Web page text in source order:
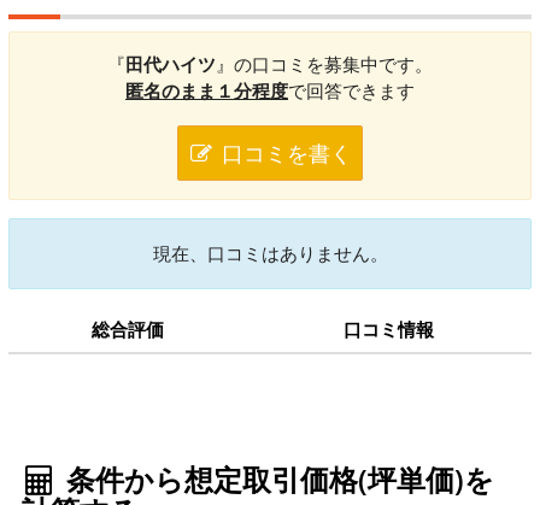
『田代ハイツ』の口コミを募集中です。
匿名のまま１分程度で回答できます
口コミを書く
現在、口コミはありません。
総合評価 口コミ情報
条件から想定取引価格(坪単価)を